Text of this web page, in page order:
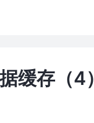
缓存（4）